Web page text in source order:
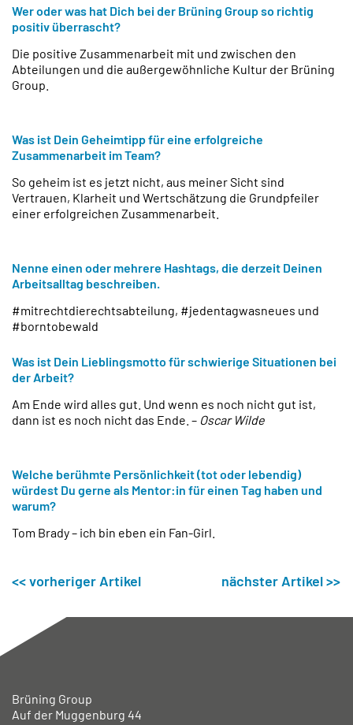
Wer oder was hat Dich bei der Brüning Group so richtig
positiv überrascht?
Die positive Zusammenarbeit mit und zwischen den
Abteilungen und die außergewöhnliche Kultur der Brüning
Group.
Was ist Dein Geheimtipp für eine erfolgreiche
Zusammenarbeit im Team?
So geheim ist es jetzt nicht, aus meiner Sicht sind
Vertrauen, Klarheit und Wertschätzung die Grundpfeiler
einer erfolgreichen Zusammenarbeit.
Nenne einen oder mehrere Hashtags, die derzeit Deinen
Arbeitsalltag beschreiben.
#mitrechtdierechtsabteilung, #jedentagwasneues und
#borntobewald
Was ist Dein Lieblingsmotto für schwierige Situationen bei
der Arbeit?
Am Ende wird alles gut. Und wenn es noch nicht gut ist,
dann ist es noch nicht das Ende. – Oscar Wilde
Welche berühmte Persönlichkeit (tot oder lebendig)
würdest Du gerne als Mentor:in für einen Tag haben und
warum?
Tom Brady – ich bin eben ein Fan-Girl.
<< vorheriger Artikel nächster Artikel >>
Brüning Group
Auf der Muggenburg 44